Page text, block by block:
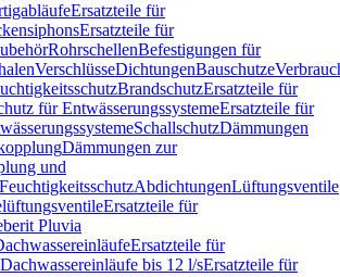
Ersatzteile für
Ersatzteile für
RohrschellenBefestigungen für
VerschlüsseDichtungenBauschutze
BrandschutzErsatzteile für
für EntwässerungssystemeErsatzteile für
SchallschutzDämmungen
Dämmungen zur
und
FeuchtigkeitsschutzAbdichtungenLüftungsventile
Ersatzteile für
Pluvia
Ersatzteile für
Dachwassereinläufe bis 12 l/sErsatzteile für